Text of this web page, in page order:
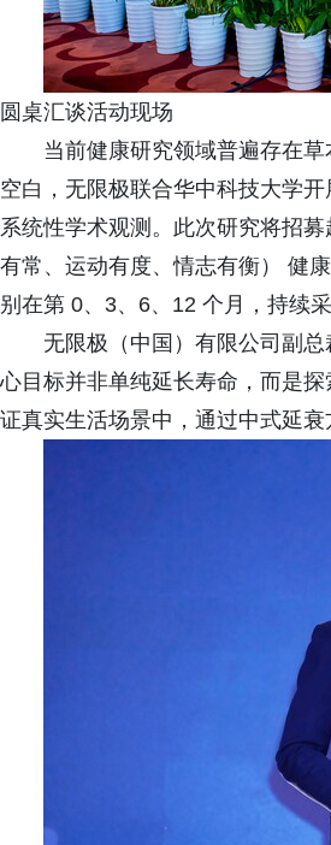
圆桌汇谈活动现场
当前健康研究领域普遍存在
空白，无限极联合华中科技大学
系统性学术观测。此次研究将招
有常、运动有度、情志有衡） 健
别在第 0、3、6、12 个月，持续
无限极（中国）有限公司副
心目标并非单纯延长寿命，而是
证真实生活场景中，通过中式延